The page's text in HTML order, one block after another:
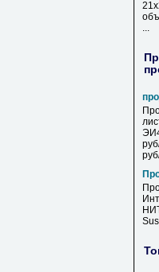
...